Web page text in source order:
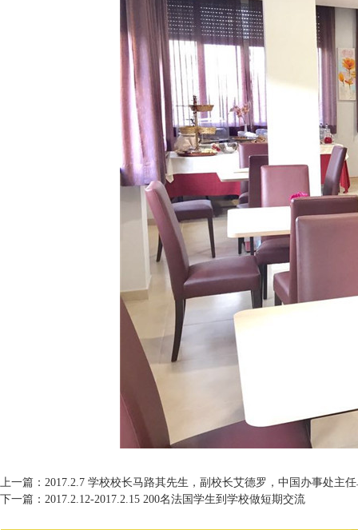
上一篇： 2017.2.7 学校校长马路其先生，副校长艾德罗，中国办事处主
下一篇： 2017.2.12-2017.2.15 200名法国学生到学校做短期交流